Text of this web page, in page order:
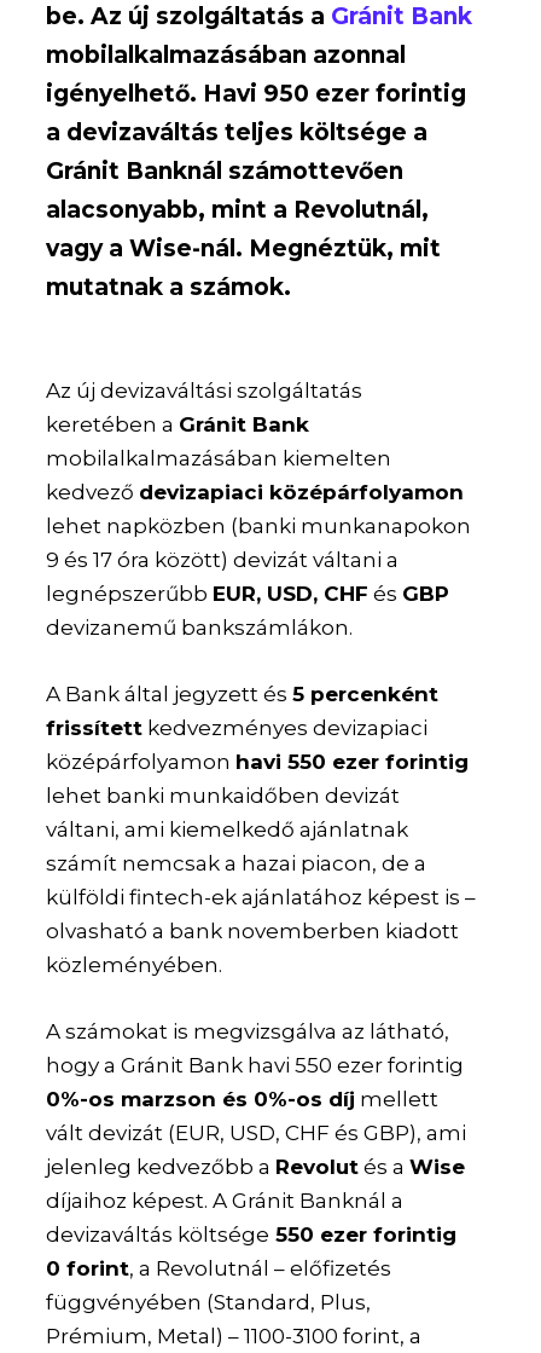
be. Az új szolgáltatás a Gránit Bank
mobilalkalmazásában azonnal
igényelhető. Havi 950 ezer forintig
a devizaváltás teljes költsége a
Gránit Banknál számottevően
alacsonyabb, mint a Revolutnál,
vagy a Wise-nál. Megnéztük, mit
mutatnak a számok.
Az új devizaváltási szolgáltatás
keretében a Gránit Bank
mobilalkalmazásában kiemelten
kedvező devizapiaci középárfolyamon
lehet napközben (banki munkanapokon
9 és 17 óra között) devizát váltani a
legnépszerűbb EUR, USD, CHF és GBP
devizanemű bankszámlákon.
A Bank által jegyzett és5 percenként
frissített kedvezményes devizapiaci
középárfolyamon havi 550 ezer forintig
lehet banki munkaidőben devizát
váltani, ami kiemelkedő ajánlatnak
számít nemcsak a hazai piacon, de a
külföldi fintech-ek ajánlatához képest is –
olvasható a bank novemberben kiadott
közleményében.
A számokat is megvizsgálva az látható,
hogy a Gránit Bank havi 550 ezer forintig
0%-os marzson és 0%-os díj mellett
vált devizát (EUR, USD, CHF és GBP), ami
jelenleg kedvezőbb a Revolut és aWise
díjaihoz képest. A Gránit Banknál a
devizaváltás költsége 550 ezer forintig
0 forint, a Revolutnál – előfizetés
függvényében (Standard, Plus,
Prémium, Metal) – 1100-3100 forint, a